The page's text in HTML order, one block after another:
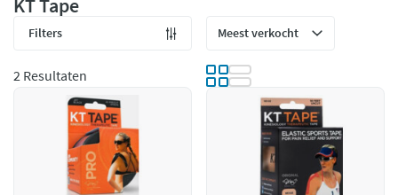
KT Tape
Filters
2 Resultaten